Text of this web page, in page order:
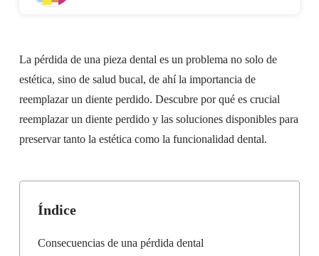
La pérdida de una pieza dental es un problema no solo de
estética, sino de salud bucal, de ahí la importancia de
reemplazar un diente perdido. Descubre por qué es crucial
reemplazar un diente perdido y las soluciones disponibles para
preservar tanto la estética como la funcionalidad dental.
Índice
Consecuencias de una pérdida dental